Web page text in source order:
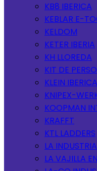
KB8 IBERICA
KEBLAR E-
KELDOM
KETER IBERIA
KH LLOREDA
KIT DE
KLEIN IBERICA
KNIPEX-
KOOPMAN
KRAFFT
KTL LADDERS
LA
LA VAJILLA